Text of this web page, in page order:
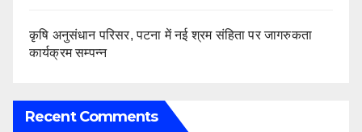
कृषि अनुसंधान परिसर, पटना में नई श्रम संहिता पर जागरुकता
कार्यक्रम सम्पन्न
Recent Comments